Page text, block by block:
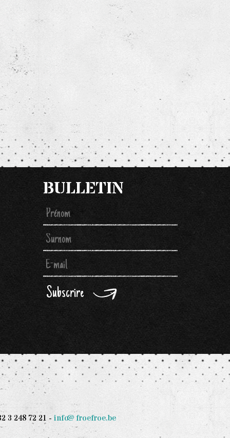
BULLETIN
Subscrire
3 248 72 21 - info@froefroe.be